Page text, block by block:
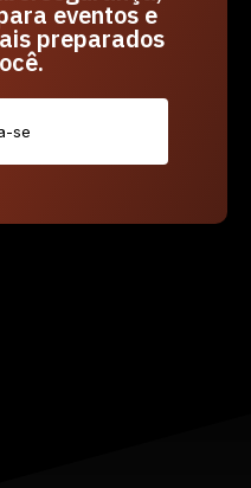
eventos e
preparados
se